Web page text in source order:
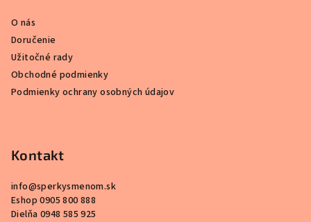
O nás
Doručenie
Užitočné rady
Obchodné podmienky
Podmienky ochrany osobných údajov
Kontakt
info@sperkysmenom.sk
Eshop 0905 800 888
Dielňa 0948 585 925